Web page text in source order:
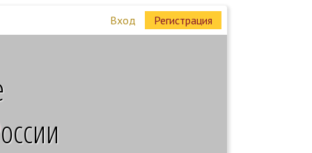
Вход Регистрация
России